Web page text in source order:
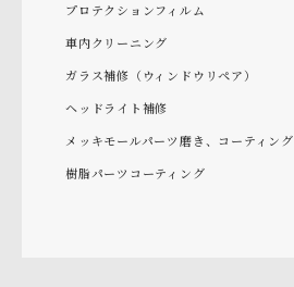
プロテクションフィルム
車内クリーニング
ガラス補修（ウィンドウリペア）
ヘッドライト補修
メッキモールパーツ磨き、コーティング
樹脂パーツコーティング